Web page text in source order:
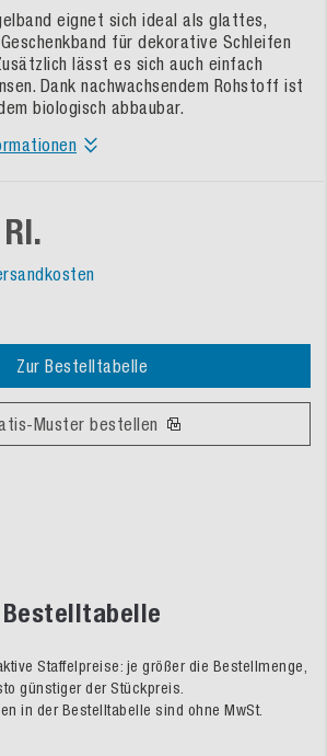
eignet sich ideal als glattes,
für dekorative Schleifen
lässt es sich auch einfach
Dank nachwachsendem Rohstoff ist
biologisch abbaubar.
Zur Bestelltabelle
Muster bestellen
Bestelltabelle
Staffelpreise: je größer die Bestellmenge,
günstiger der Stückpreis.
in der Bestelltabelle sind ohne MwSt.